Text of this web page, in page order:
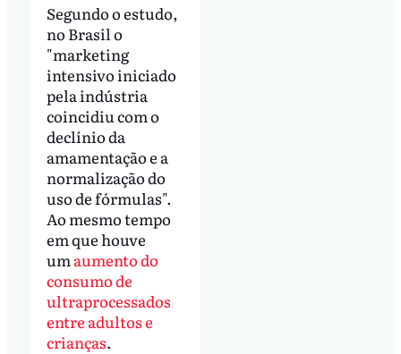
Segundo o estudo,
no Brasil o
"marketing
intensivo iniciado
pela indústria
coincidiu com o
declínio da
amamentação e a
normalização do
uso de fórmulas".
Ao mesmo tempo
em que houve
um aumento do
consumo de
ultraprocessados
entre adultos e
crianças.